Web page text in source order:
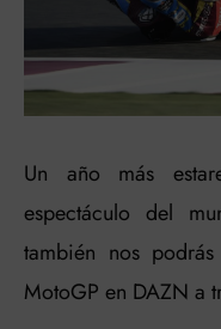
Un año más
espectáculo del
también nos
MotoGP en DAZN a